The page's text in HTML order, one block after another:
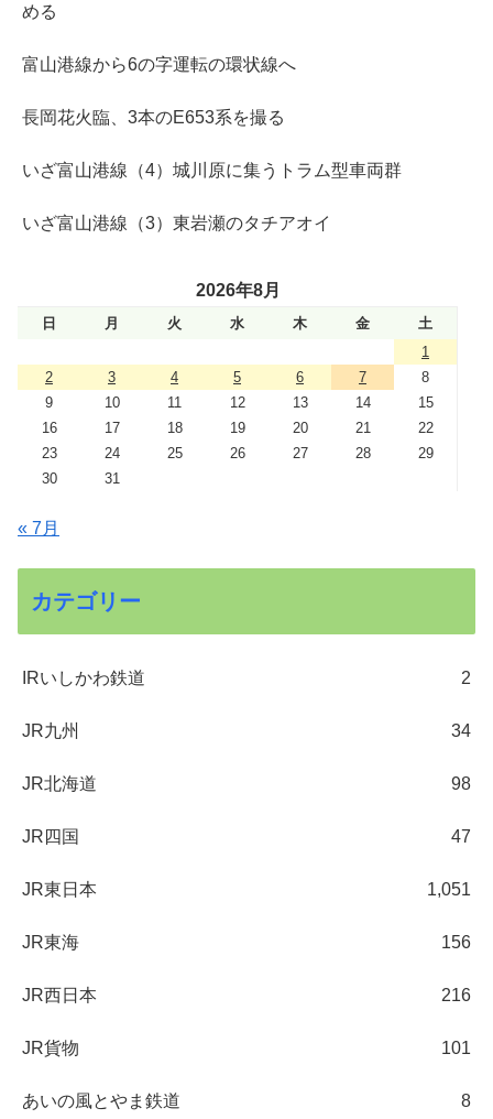
める
富山港線から6の字運転の環状線へ
長岡花火臨、3本のE653系を撮る
いざ富山港線（4）城川原に集うトラム型車両群
いざ富山港線（3）東岩瀬のタチアオイ
2026年8月
日 月 火 水 木 金
土
1
2
3 4 5 6 7
8
9
10 11 12 13 14
15
16
17 18 19 20 21
22
23
24 25 26 27 28
29
30
31
« 7月
カテゴリー
IRいしかわ鉄道 2
JR九州 34
JR北海道 98
JR四国 47
JR東日本 1,051
JR東海 156
JR西日本 216
JR貨物 101
あいの風とやま鉄道 8